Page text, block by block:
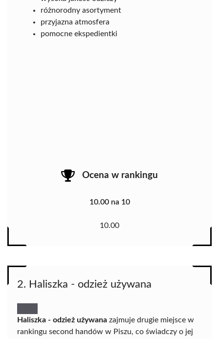
różnorodny asortyment
przyjazna atmosfera
pomocne ekspedientki
Ocena w rankingu
10.00 na 10
10.00
2. Haliszka - odzież używana
Haliszka - odzież używana zajmuje drugie miejsce w
rankingu second handów w Piszu, co świadczy o jej